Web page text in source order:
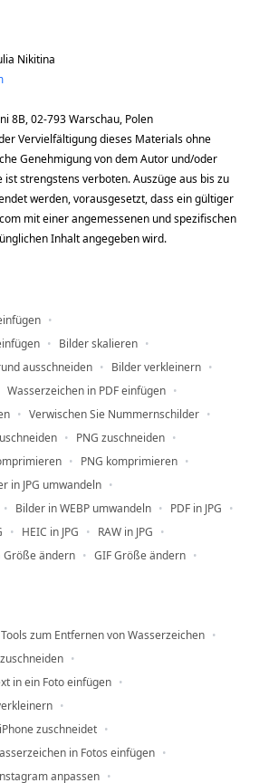
Nikitina
8B, 02-793 Warschau, Polen
Vervielfältigung dieses Materials ohne
Genehmigung von dem Autor und/oder
strengstens verboten. Auszüge aus bis zu
werden, vorausgesetzt, dass ein gültiger
mit einer angemessenen und spezifischen
Inhalt angegeben wird.
Bilder skalieren
ausschneiden
Bilder verkleinern
Wasserzeichen in PDF einfügen
Verwischen Sie Nummernschilder
PNG zuschneiden
PNG komprimieren
in JPG umwandeln
Bilder in WEBP umwandeln
PDF in JPG
HEIC in JPG
RAW in JPG
Größe ändern
GIF Größe ändern
zum Entfernen von Wasserzeichen
in ein Foto einfügen
zuschneidet
in Fotos einfügen
anpassen